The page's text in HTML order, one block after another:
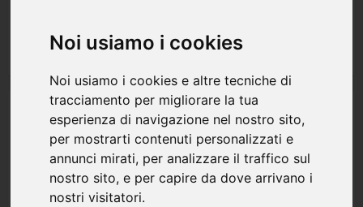
Noi usiamo i cookies
Noi usiamo i cookies e altre tecniche di
tracciamento per migliorare la tua
esperienza di navigazione nel nostro sito,
per mostrarti contenuti personalizzati e
annunci mirati, per analizzare il traffico sul
nostro sito, e per capire da dove arrivano i
nostri visitatori.
per i rappresentanti del PTA e Collaboratori ed Esperti
Linguistici
News
Università Aldo Moro –
Eletto Michele Poliseno al